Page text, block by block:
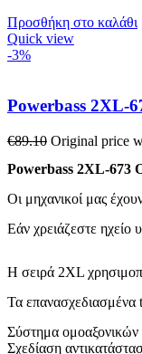
Προσθήκη στο καλάθι
Quick view
-3%
Powerbass 2XL-
€89.10 Original price
Powerbass 2XL-673
Οι μηχανικοί μας
Η σειρά 2XL
Τα επανασχεδιασμένα
Σύστημα
Σχεδίαση